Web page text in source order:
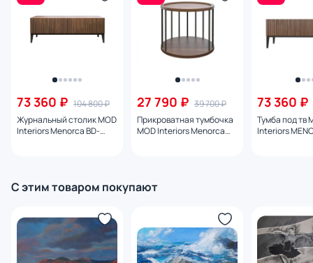
73 360 ₽ 104 800 ₽
Журнальный столик MOD
Interiors Menorca BD-
27 790 ₽ 39 700 ₽
Прикроватная тумбочка
MOD Interiors Menorca
73 360 ₽
Тумба под тв
Interiors
С этим товаром покупают